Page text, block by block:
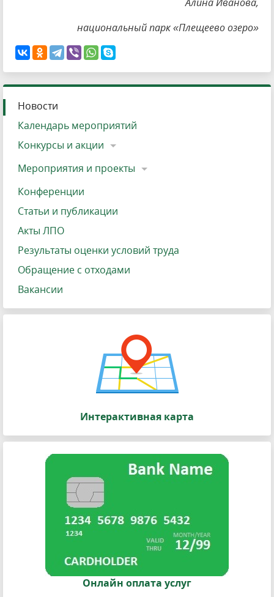
национальный парк «Плещеево озеро»
Новости
Календарь мероприятий
Конкурсы и акции
Мероприятия и проекты
Конференции
Статьи и публикации
Акты ЛПО
Результаты оценки условий труда
Обращение с отходами
Вакансии
Интерактивная карта
Онлайн оплата услуг